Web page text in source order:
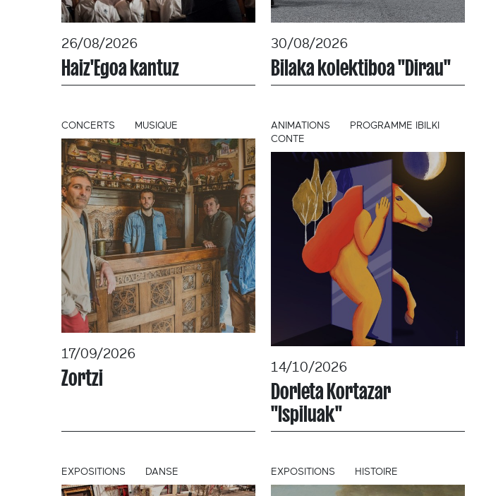
26/08/2026
Haiz'Egoa kantuz
30/08/2026
Bilaka kolektiboa "Dirau"
CONCERTS MUSIQUE
17/09/2026
Zortzi
ANIMATIONS
PROGRAMME IBILKI
CONTE
14/10/2026
Dorleta Kortazar
"Ispiluak"
EXPOSITIONS DANSE EXPOSITIONS HISTOIRE